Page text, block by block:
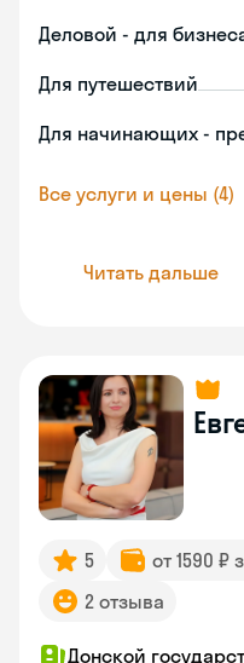
Деловой - для
Для путешествий
Для начинающих -
Все услуги и цены (4)
Читать дальше
5 от 1590 ₽
2 отзыва
Донской